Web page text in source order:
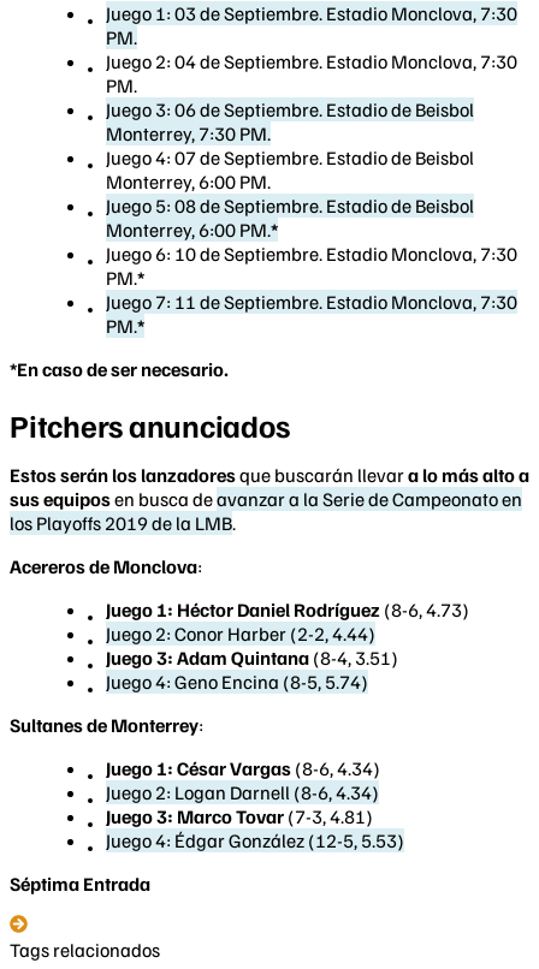
Juego 1: 03 de Septiembre. Estadio Monclova, 7:30
PM.
Juego 2: 04 de Septiembre. Estadio Monclova, 7:30
PM.
Juego 3: 06 de Septiembre. Estadio de Beisbol
Monterrey, 7:30 PM.
Juego 4: 07 de Septiembre. Estadio de Beisbol
Monterrey, 6:00 PM.
Juego 5: 08 de Septiembre. Estadio de Beisbol
Monterrey, 6:00 PM.*
Juego 6: 10 de Septiembre. Estadio Monclova, 7:30
PM.*
Juego 7: 11 de Septiembre. Estadio Monclova, 7:30
PM.*
*En caso de ser necesario.
Pitchers anunciados
Estos serán los lanzadoresque buscarán llevara lo más alto a
sus equiposen busca deavanzar a la Serie de Campeonato en
los Playoffs 2019 de la LMB.
Acereros de Monclova:
Juego 1: Héctor Daniel Rodríguez (8-6, 4.73)
Juego 2: Conor Harber (2-2, 4.44)
Juego 3: Adam Quintana (8-4, 3.51)
Juego 4: Geno Encina (8-5, 5.74)
Sultanes de Monterrey:
Juego 1: César Vargas (8-6, 4.34)
Juego 2: Logan Darnell (8-6, 4.34)
Juego 3: Marco Tovar (7-3, 4.81)
Juego 4: Édgar González (12-5, 5.53)
Séptima Entrada
Tags relacionados